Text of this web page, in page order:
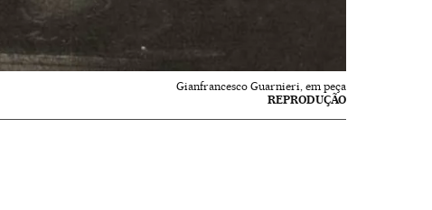
Gianfrancesco Guarnieri, em peça
REPRODUÇÃO